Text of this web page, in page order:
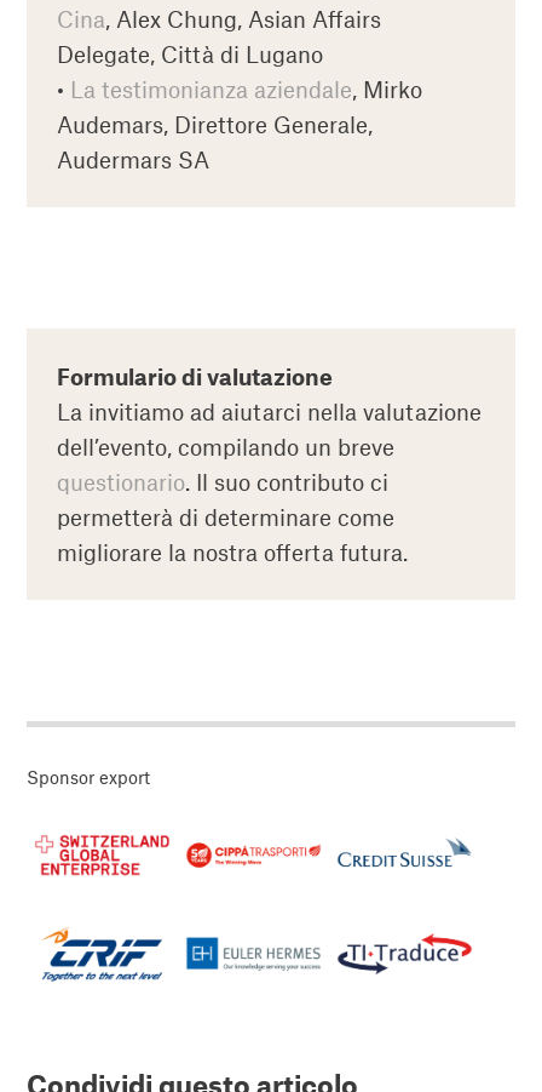
Cina, Alex Chung, Asian Affairs
Delegate, Città di Lugano
• La testimonianza aziendale, Mirko
Audemars, Direttore Generale,
Audermars SA
Formulario di valutazione
La invitiamo ad aiutarci nella valutazione
dell’evento, compilando un breve
questionario. Il suo contributo ci
permetterà di determinare come
migliorare la nostra offerta futura.
Sponsor export
Condividi questo articolo